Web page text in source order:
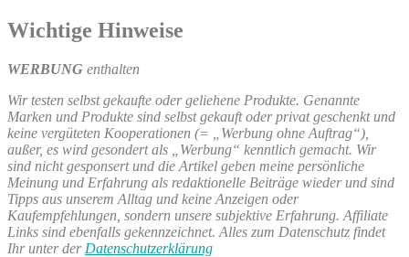
Wichtige Hinweise
WERBUNG enthalten
Wir testen selbst gekaufte oder geliehene Produkte. Genannte
Marken und Produkte sind selbst gekauft oder privat geschenkt und
keine vergüteten Kooperationen (= „Werbung ohne Auftrag“),
außer, es wird gesondert als „Werbung“ kenntlich gemacht. Wir
sind nicht gesponsert und die Artikel geben meine persönliche
Meinung und Erfahrung als redaktionelle Beiträge wieder und sind
Tipps aus unserem Alltag und keine Anzeigen oder
Kaufempfehlungen, sondern unsere subjektive Erfahrung. Affiliate
Links sind ebenfalls gekennzeichnet. Alles zum Datenschutz findet
Ihr unter der Datenschutzerklärung